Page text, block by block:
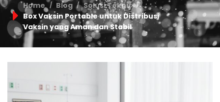
Home / Blog / Solusi Teknis /
Box Vaksin Portable untuk Distribusi
Vaksin yang Aman dan Stabil